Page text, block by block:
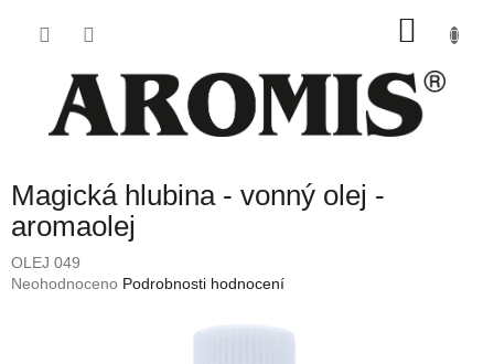
Magická hlubina - vonný olej -
aromaolej
OLEJ 049
Průměrné
Neohodnoceno Podrobnosti hodnocení